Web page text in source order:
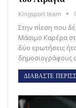
Kingsport team
Στην πίεση που
Μάσιμο Καρέρα
δύο ερωτήσεις
δημοσιογράφους
ΔΙΑΒΑΣΤΕ